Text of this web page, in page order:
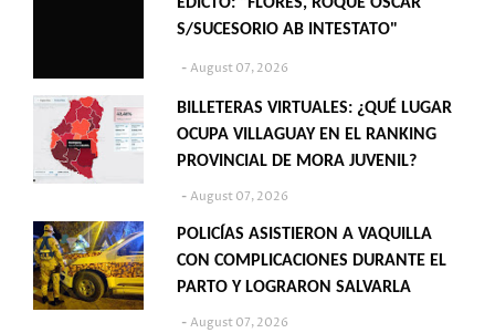
S/SUCESORIO AB INTESTATO"
August 07, 2026
BILLETERAS VIRTUALES: ¿QUÉ LUGAR
OCUPA VILLAGUAY EN EL RANKING
PROVINCIAL DE MORA JUVENIL?
August 07, 2026
POLICÍAS ASISTIERON A VAQUILLA
CON COMPLICACIONES DURANTE EL
PARTO Y LOGRARON SALVARLA
August 07, 2026